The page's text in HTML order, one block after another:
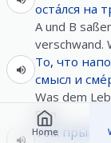
Home
оста́лся на
A und B
verschwand.
То, что
смысл и
Was dem
Sinn.
Том